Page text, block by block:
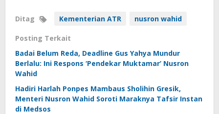
Ditag Kementerian ATR nusron wahid
Posting Terkait
Badai Belum Reda, Deadline Gus Yahya Mundur
Berlalu: Ini Respons ‘Pendekar Muktamar’ Nusron
Wahid
Hadiri Harlah Ponpes Mambaus Sholihin Gresik,
Menteri Nusron Wahid Soroti Maraknya Tafsir Instan
di Medsos